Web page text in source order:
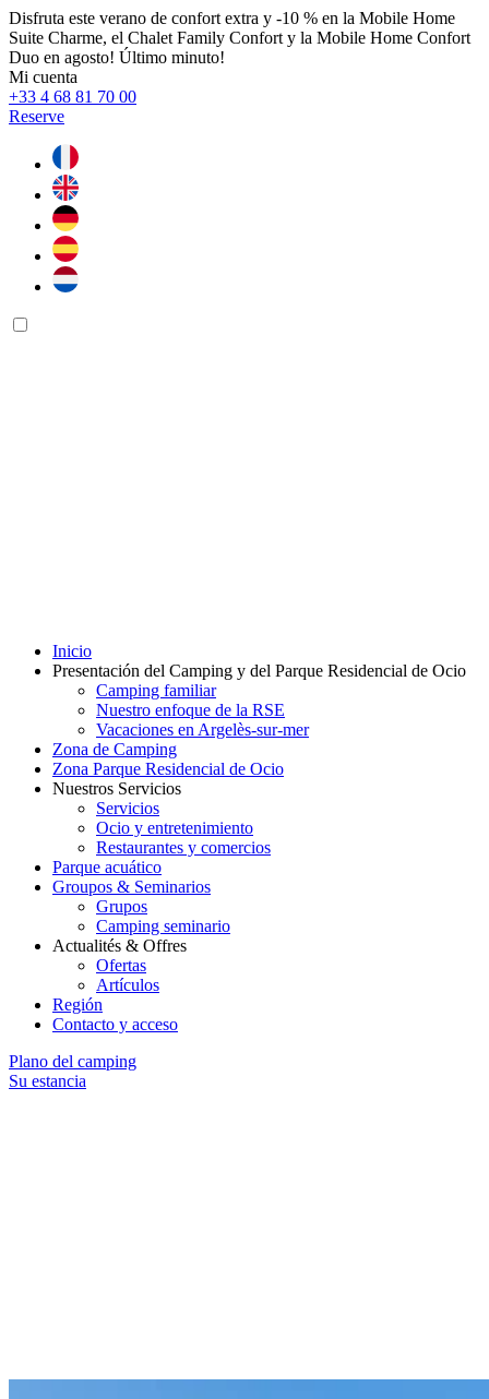
Disfruta este verano de confort extra y -10 % en la Mobile Home
Suite Charme, el Chalet Family Confort y la Mobile Home Confort
Duo en agosto! Último minuto!
Mi cuenta
+33 4 68 81 70 00
Reserve
Inicio
Presentación del Camping y del Parque Residencial de Ocio
Camping familiar
Nuestro enfoque de la RSE
Vacaciones en Argelès-sur-mer
Zona de Camping
Zona Parque Residencial de Ocio
Nuestros Servicios
Servicios
Ocio y entretenimiento
Restaurantes y comercios
Parque acuático
Groupos & Seminarios
Grupos
Camping seminario
Actualités & Offres
Ofertas
Artículos
Región
Contacto y acceso
Plano del camping
Su estancia